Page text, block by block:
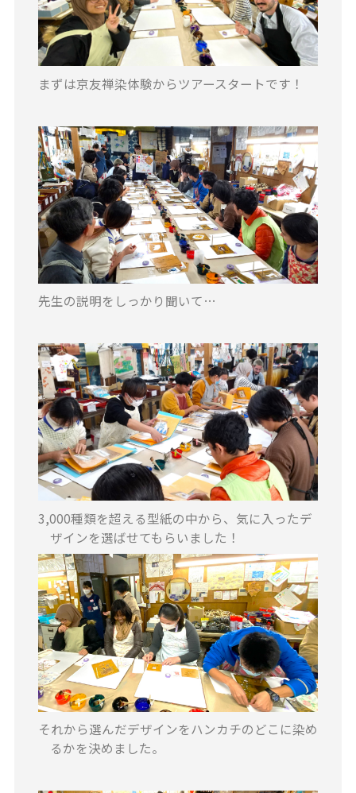
まずは京友禅染体験からツアースタートです！
先生の説明をしっかり聞いて…
3,000種類を超える型紙の中から、気に入ったデ
ザインを選ばせてもらいました！
それから選んだデザインをハンカチのどこに染め
るかを決めました。